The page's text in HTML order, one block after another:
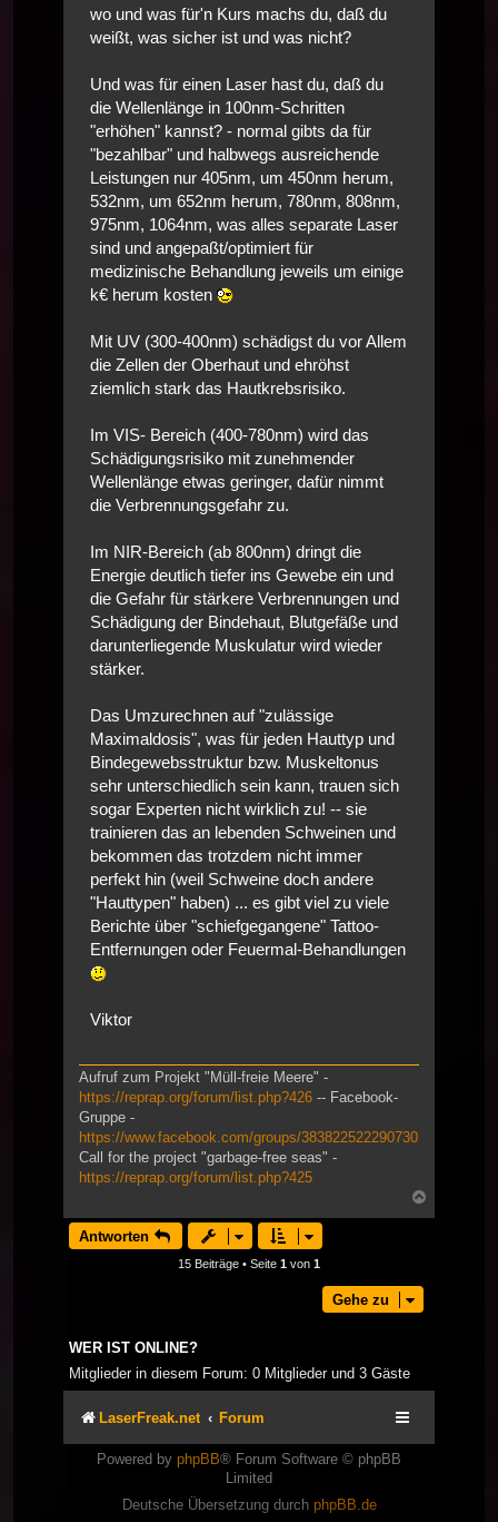
wo und was für'n Kurs machs du, daß du
weißt, was sicher ist und was nicht?
Und was für einen Laser hast du, daß du
die Wellenlänge in 100nm-Schritten
"erhöhen" kannst? - normal gibts da für
"bezahlbar" und halbwegs ausreichende
Leistungen nur 405nm, um 450nm herum,
532nm, um 652nm herum, 780nm, 808nm,
975nm, 1064nm, was alles separate Laser
sind und angepaßt/optimiert für
medizinische Behandlung jeweils um einige
k€ herum kosten
Mit UV (300-400nm) schädigst du vor Allem
die Zellen der Oberhaut und ehröhst
ziemlich stark das Hautkrebsrisiko.
Im VIS- Bereich (400-780nm) wird das
Schädigungsrisiko mit zunehmender
Wellenlänge etwas geringer, dafür nimmt
die Verbrennungsgefahr zu.
Im NIR-Bereich (ab 800nm) dringt die
Energie deutlich tiefer ins Gewebe ein und
die Gefahr für stärkere Verbrennungen und
Schädigung der Bindehaut, Blutgefäße und
darunterliegende Muskulatur wird wieder
stärker.
Das Umzurechnen auf "zulässige
Maximaldosis", was für jeden Hauttyp und
Bindegewebsstruktur bzw. Muskeltonus
sehr unterschiedlich sein kann, trauen sich
sogar Experten nicht wirklich zu! -- sie
trainieren das an lebenden Schweinen und
bekommen das trotzdem nicht immer
perfekt hin (weil Schweine doch andere
"Hauttypen" haben) ... es gibt viel zu viele
Berichte über "schiefgegangene" Tattoo-
Entfernungen oder Feuermal-Behandlungen
Viktor
Aufruf zum Projekt "Müll-freie Meere" -
https://reprap.org/forum/list.php?426 -- Facebook-
Gruppe -
https://www.facebook.com/groups/383822522290730
Call for the project "garbage-free seas" -
https://reprap.org/forum/list.php?425
oben
Antworten
15 Beiträge • Seite 1 von 1
Gehe zu
WER IST ONLINE?
Mitglieder in diesem Forum: 0 Mitglieder und 3 Gäste
LaserFreak.net Forum
Powered by phpBB® Forum Software © phpBB
Limited
Deutsche Übersetzung durch phpBB.de